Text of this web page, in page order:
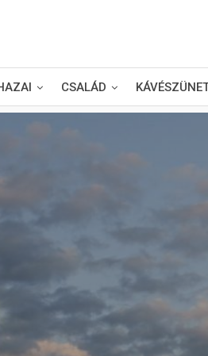
CSALÁD